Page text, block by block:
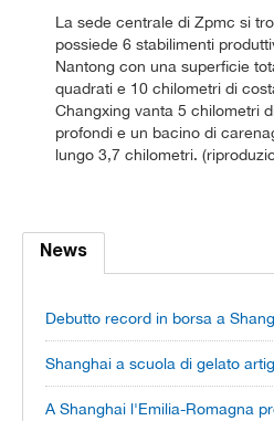
La sede centrale di Zpmc si
possiede 6 stabilimenti
Nantong con una superficie
quadrati e 10 chilometri di
Changxing vanta 5 chilometri
profondi e un bacino di
lungo 3,7 chilometri.
News
Debutto record in borsa a
Shanghai a scuola di gelato
A Shanghai l'Emilia-Romagna